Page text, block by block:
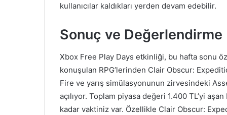
kullanıcılar kaldıkları yerden devam edebilir.
Sonuç ve Değerlendirme
Xbox Free Play Days etkinliği, bu hafta sonu
konuşulan RPG’lerinden Clair Obscur:
Fire ve yarış simülasyonunun zirvesindeki
açılıyor. Toplam piyasa değeri 1.400 TL’yi
kadar vaktiniz var. Özellikle Clair Obscur: